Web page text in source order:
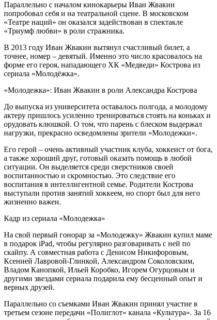
Параллельно с началом кинокарьеры Иван Жвакин
попробовал себя и на театральной сцене. В московском
«Театре наций» он оказался задействован в спектакле
«Триумф любви» в роли стражника.
В 2013 году Иван Жвакин вытянул счастливый билет, а
точнее, номер – девятый. Именно это число красовалось на
форме его героя, нападающего ХК «Медведи» Кострова из
сериала «Молодёжка».
«Молодежка»: Иван Жвакин в роли Александра Кострова
До выпуска из университета оставалось полгода, а молодому
актеру пришлось усиленно тренироваться стоять на коньках и
орудовать клюшкой. О том, что парень с блеском выдержал
нагрузки, прекрасно осведомлены зрители «Молодежки».
Его герой – очень активный участник клуба, хоккеист от бога,
а также хороший друг, готовый оказать помощь в любой
ситуации. Он выделяется среди сверстников своей
воспитанностью и скромностью. Это следствие его
воспитания в интеллигентной семье. Родители Кострова
выступали против занятий хоккеем, но спорт был для него
жизненно важен.
Кадр из сериала «Молодежка»
На свой первый гонорар за «Молодежку» Жвакин купил маме
в подарок iPad, чтобы регулярно разговаривать с ней по
скайпу. А совместная работа с Денисом Никифоровым,
Ксенией Лавровой-Глинкой, Александром Соколовским,
Владом Канопкой, Ильей Коробко, Игорем Огурцовым и
другими звездами сериала подарила ему бесценный опыт и
верных друзей.
Параллельно со съемками Иван Жвакин принял участие в
третьем сезоне передачи «Полиглот» канала «Культура». За 16